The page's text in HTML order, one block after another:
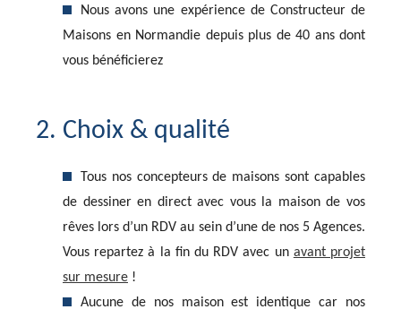
Nous avons une expérience de Constructeur de
Maisons en Normandie depuis plus de 40 ans dont
vous bénéficierez
2. Choix & qualité
Tous nos concepteurs de maisons sont capables
de dessiner en direct avec vous la maison de vos
rêves lors d’un RDV au sein d’une de nos 5 Agences.
Vous repartez à la fin du RDV avec un avant projet
sur mesure !
Aucune de nos maison est identique car nos